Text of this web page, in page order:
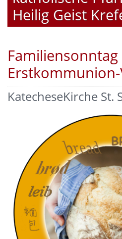
Heilig Geist
KatecheseKirche St.